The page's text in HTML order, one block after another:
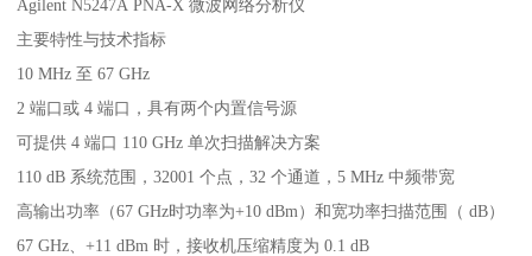
Agilent N5247A PNA-X 微波网络分析仪
主要特性与技术指标
10 MHz 至 67 GHz
2 端口或 4 端口，具有两个内置信号源
可提供 4 端口 110 GHz 单次扫描解决方案
110 dB 系统范围，32001 个点，32 个通道，5 MHz 中频带宽
高输出功率（67 GHz时功率为+10 dBm）和宽功率扫描范围（ dB）
67 GHz、+11 dBm 时，接收机压缩精度为 0.1 dB